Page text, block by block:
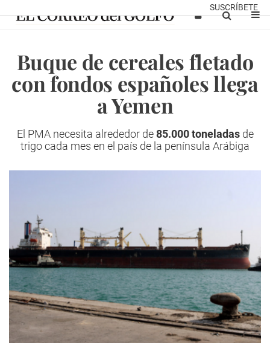
SUSCRÍBETE
Buque de cereales fletado
con fondos españoles llega
a Yemen
El PMA necesita alrededor de85.000 toneladasde
trigo cada mes en el país de la península Arábiga